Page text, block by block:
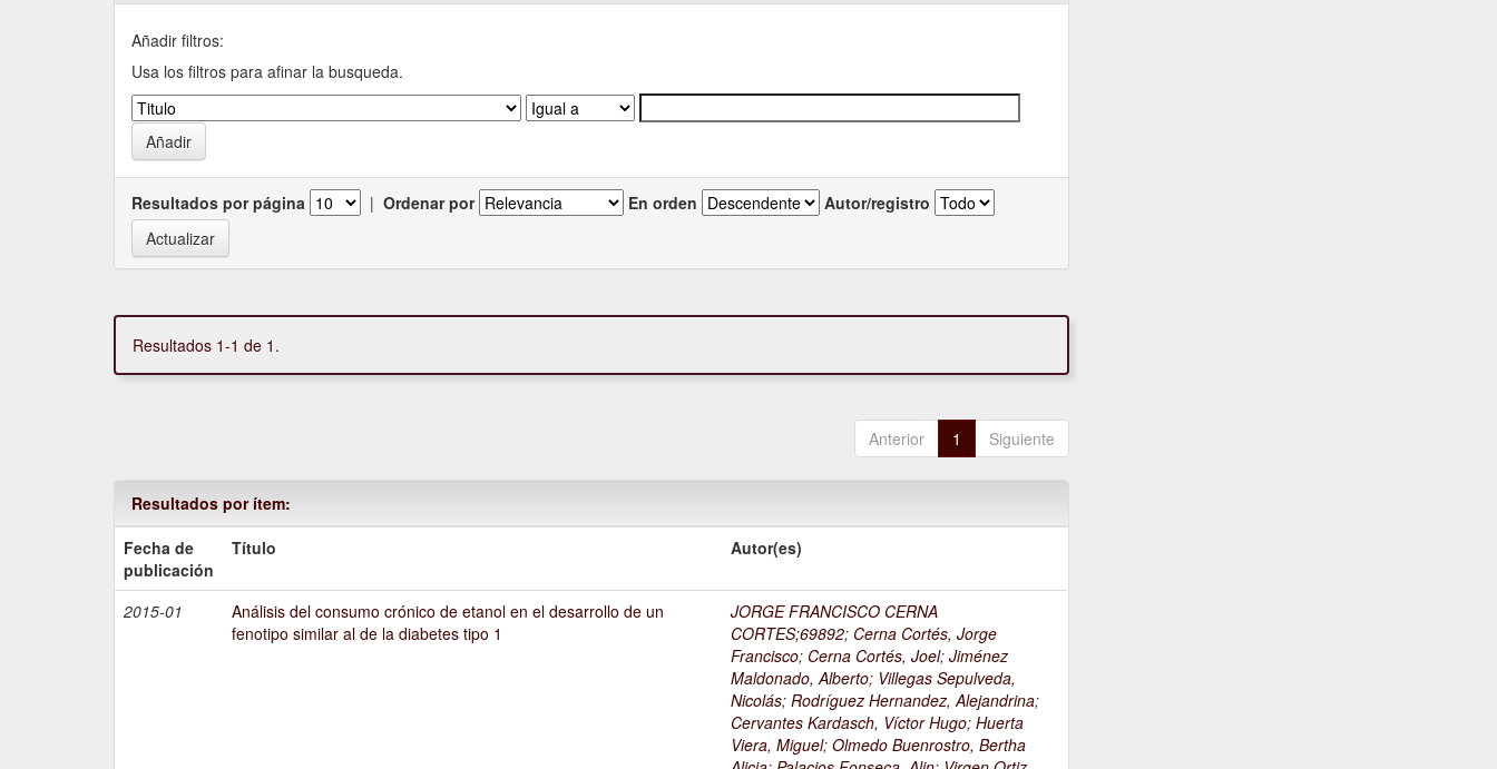
Añadir filtros:
Usa los filtros para afinar la busqueda.
Resultados por página | Ordenar por En orden Autor/registro
Resultados 1-1 de 1.
Anterior 1 Siguiente
Resultados por ítem:
Fecha de
publicación
Título Autor(es)
2015-01
Análisis del consumo crónico de etanol en el desarrollo de un
fenotipo similar al de la diabetes tipo 1
JORGE FRANCISCO CERNA
CORTES;69892; Cerna Cortés, Jorge
Francisco; Cerna Cortés, Joel;Jiménez
Maldonado, Alberto; Villegas Sepulveda,
Nicolás;Rodríguez Hernandez, Alejandrina;
Cervantes Kardasch, Víctor Hugo;Huerta
Viera, Miguel;Olmedo Buenrostro, Bertha